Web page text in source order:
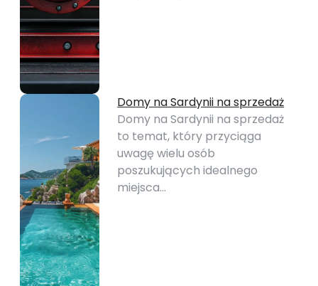
Domy na Sardynii na sprzedaż
Domy na Sardynii na sprzedaż
to temat, który przyciąga
uwagę wielu osób
poszukujących idealnego
miejsca…